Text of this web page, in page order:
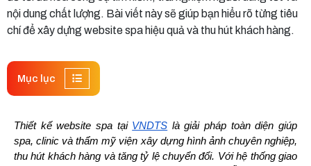
nội dung chất lượng. Bài viết này sẽ giúp bạn hiểu rõ từng tiêu
chí để xây dựng website spa hiệu quả và thu hút khách hàng.
Mục lục
Thiết kế website spa tại VNDTS là giải pháp toàn diện giúp
spa, clinic và thẩm mỹ viện xây dựng hình ảnh chuyên nghiệp,
thu hút khách hàng và tăng tỷ lệ chuyển đổi. Với hệ thống giao